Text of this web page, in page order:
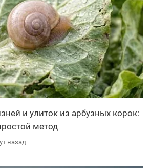
и улиток из арбузных корок:
метод
назад